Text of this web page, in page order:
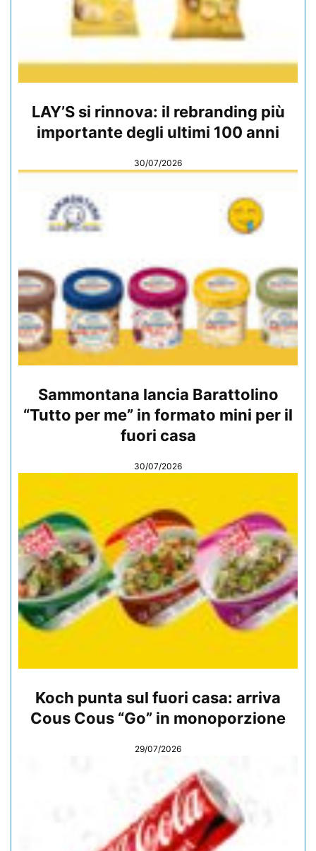
LAY’S si rinnova: il rebranding più
importante degli ultimi 100 anni
30/07/2026
Sammontana lancia Barattolino
“Tutto per me” in formato mini per il
fuori casa
30/07/2026
Koch punta sul fuori casa: arriva
Cous Cous “Go” in monoporzione
29/07/2026